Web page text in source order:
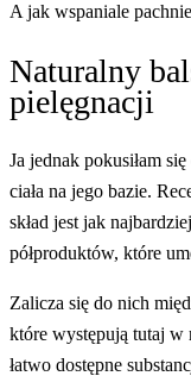
A jak wspaniale
Naturalny
pielęgnacji
Ja jednak pokusiłam
ciała na jego bazie.
skład jest jak
półproduktów, które
Zalicza się do nich
które występują tutaj w
łatwo dostępne